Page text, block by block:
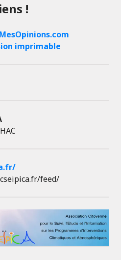
!
imprimable
feed/